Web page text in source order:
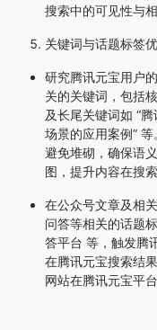
搜索中的可见性与
关键词与话题标签
研究腾讯元宝用户
关的关键词，包括
及长尾关键词如 “
场景的应用案例”
避免堆砌，确保语
图，提升内容在搜
在公众号文章及相
问答等相关的话题
答平台 等，触发腾
在腾讯元宝搜索结
网站在腾讯元宝平